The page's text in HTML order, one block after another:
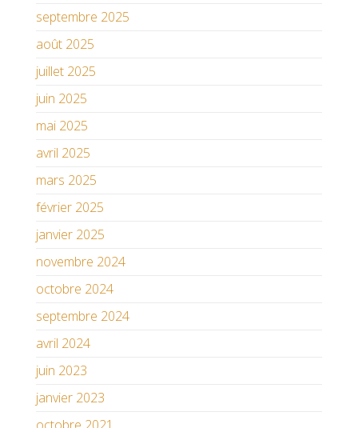
septembre 2025
août 2025
juillet 2025
juin 2025
mai 2025
avril 2025
mars 2025
février 2025
janvier 2025
novembre 2024
octobre 2024
septembre 2024
avril 2024
juin 2023
janvier 2023